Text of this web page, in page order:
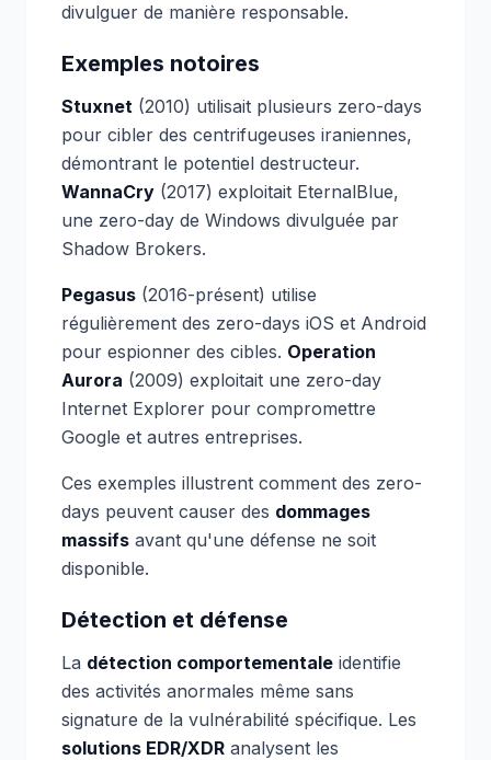
divulguer de manière responsable.
Exemples notoires
Stuxnet (2010) utilisait plusieurs zero-days
pour cibler des centrifugeuses iraniennes,
démontrant le potentiel destructeur.
WannaCry (2017) exploitait EternalBlue,
une zero-day de Windows divulguée par
Shadow Brokers.
Pegasus (2016-présent) utilise
régulièrement des zero-days iOS et Android
pour espionner des cibles. Operation
Aurora (2009) exploitait une zero-day
Internet Explorer pour compromettre
Google et autres entreprises.
Ces exemples illustrent comment des zero-
days peuvent causer des dommages
massifs avant qu'une défense ne soit
disponible.
Détection et défense
La détection comportementale identifie
des activités anormales même sans
signature de la vulnérabilité spécifique. Les
solutions EDR/XDR analysent les